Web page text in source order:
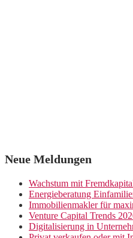
Neue Meldungen
Wachstum mit
Energieberatung
Immobilienmakler für
Venture Capital Trends
Digitalisierung in